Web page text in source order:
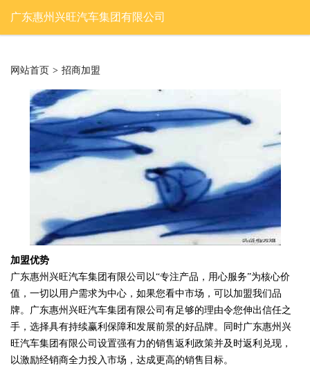
广东惠州兴旺汽车集团有限公司
网站首页 > 招商加盟
加盟优势
广东惠州兴旺汽车集团有限公司以“专注产品，用心服务”为核心价
值，一切以用户需求为中心，如果您看中市场，可以加盟我们品
牌。广东惠州兴旺汽车集团有限公司有足够的理由令您伸出信任之
手，选择具有持续赢利保障和发展前景的好品牌。同时广东惠州兴
旺汽车集团有限公司设置强有力的销售返利政策并及时返利兑现，
以激励经销商全力投入市场，达成更高的销售目标。